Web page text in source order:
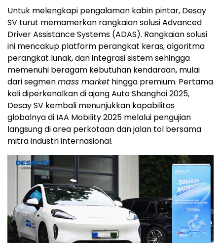
Untuk melengkapi pengalaman kabin pintar, Desay
SV turut memamerkan rangkaian solusi Advanced
Driver Assistance Systems (ADAS). Rangkaian solusi
ini mencakup platform perangkat keras, algoritma
perangkat lunak, dan integrasi sistem sehingga
memenuhi beragam kebutuhan kendaraan, mulai
dari segmenmass market hingga premium. Pertama
kali diperkenalkan di ajang Auto Shanghai 2025,
Desay SV kembali menunjukkan kapabilitas
globalnya di IAA Mobility 2025 melalui pengujian
langsung di area perkotaan dan jalan tol bersama
mitra industri internasional.